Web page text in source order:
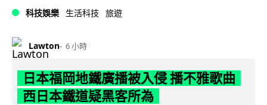
科技娛樂 生活科技 旅遊
Lawton 6 小時
日本福岡地鐵廣播被入侵 播不雅歌曲
西日本鐵道疑黑客所為